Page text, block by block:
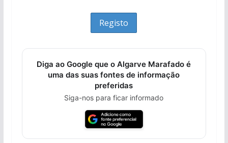
Diga ao Google que o Algarve Marafado é
uma das suas fontes de informação
preferidas
Siga-nos para ficar informado